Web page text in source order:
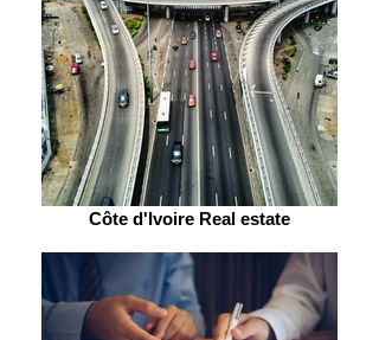
Côte d'Ivoire Real estate